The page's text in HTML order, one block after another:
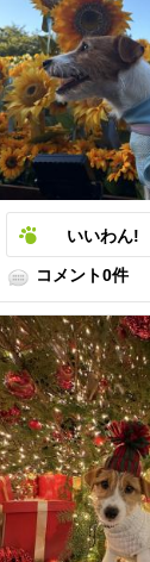
いいわん!
コメント0件